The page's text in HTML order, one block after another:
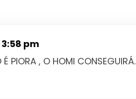
pm
PIORA , O HOMI CONSEGUIRÁ.